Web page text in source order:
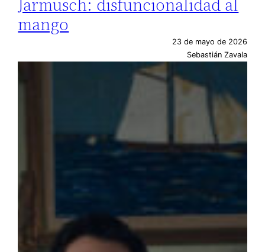
Jarmusch: disfuncionalidad al
mango
23 de mayo de 2026
Sebastián Zavala